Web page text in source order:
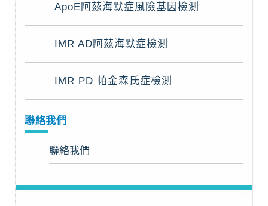
ApoE阿茲海默症風險基因檢測
IMR AD阿茲海默症檢測
IMR PD 帕金森氏症檢測
聯絡我們
聯絡我們